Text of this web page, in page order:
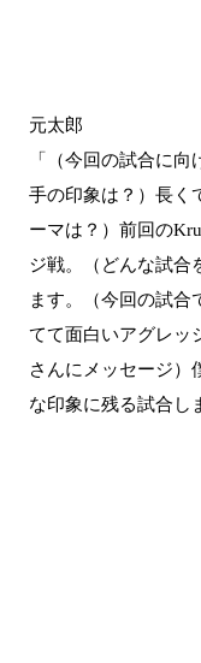
元太郎
「（今回の試合に
手の印象は？）長く
ーマは？）前回の
ジ戦。（どんな試合
ます。（今回の試合
てて面白いアグレッ
さんにメッセージ）
な印象に残る試合し